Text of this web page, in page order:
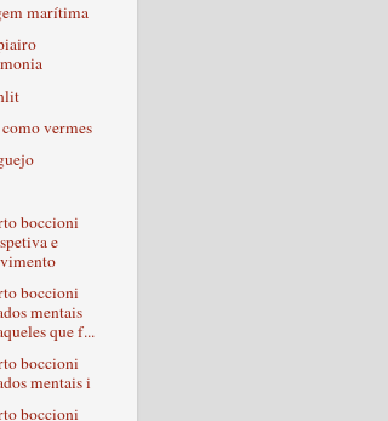
marítima
vermes
boccioni
e
boccioni
mentais
que f...
boccioni
mentais i
boccioni